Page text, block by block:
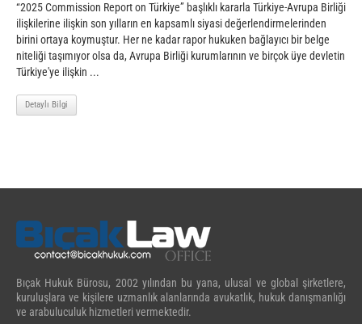
“2025 Commission Report on Türkiye” başlıklı kararla Türkiye-Avrupa Birliği
ilişkilerine ilişkin son yılların en kapsamlı siyasi değerlendirmelerinden
birini ortaya koymuştur. Her ne kadar rapor hukuken bağlayıcı bir belge
niteliği taşımıyor olsa da, Avrupa Birliği kurumlarının ve birçok üye devletin
Türkiye'ye ilişkin ...
Detaylı Bilgi
Bıçak Hukuk Bürosu, 2002 yılından bu yana, ulusal ve global şirketlere,
kuruluşlara ve kişilere uzmanlık alanlarında avukatlık, hukuk danışmanlığı
ve arabuluculuk hizmetleri vermektedir.